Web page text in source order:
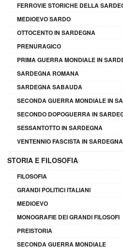
FERROVIE STORICHE DELLA
MEDIOEVO SARDO
OTTOCENTO IN SARDEGNA
PRENURAGICO
PRIMA GUERRA MONDIALE IN
SARDEGNA ROMANA
SARDEGNA SABAUDA
SECONDA GUERRA MONDIALE IN
SECONDO DOPOGUERRA IN
SESSANTOTTO IN SARDEGNA
VENTENNIO FASCISTA IN SARDEGNA
STORIA E FILOSOFIA
FILOSOFIA
GRANDI POLITICI ITALIANI
MEDIOEVO
MONOGRAFIE DEI GRANDI FILOSOFI
PREISTORIA
SECONDA GUERRA MONDIALE